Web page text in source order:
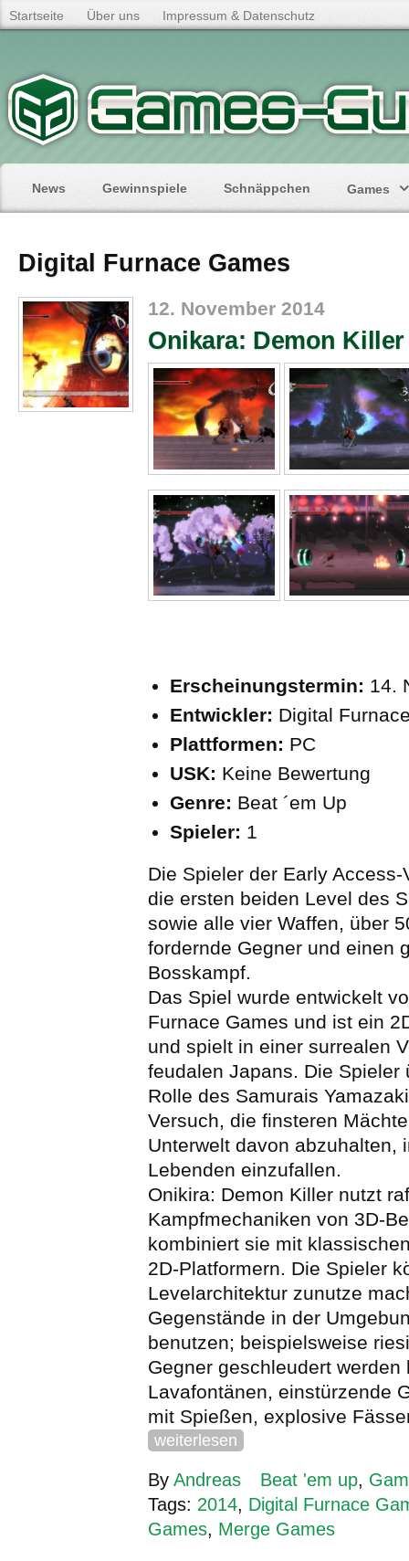
Startseite Über uns Impressum & Datenschutz
News Gewinnspiele Schnäppchen Games
Digital Furnace Games
12. November 2014
Onikara: Demon Killer
Erscheinungstermin: 14.
Entwickler: Digital
Plattformen: PC
USK: Keine Bewertung
Genre: Beat ´em Up
Spieler: 1
Die Spieler der Early Access-
die ersten beiden Level des
sowie alle vier Waffen, über
fordernde Gegner und einen
Bosskampf.
Das Spiel wurde entwickelt
Furnace Games und ist ein
und spielt in einer surrealen
feudalen Japans. Die Spieler
Rolle des Samurais
Versuch, die finsteren
Unterwelt davon abzuhalten,
Lebenden einzufallen.
Onikira: Demon Killer nutzt
Kampfmechaniken von 3D-
kombiniert sie mit
2D-Platformern. Die Spieler
Levelarchitektur zunutze
Gegenstände in der
benutzen; beispielsweise
Gegner geschleudert
Lavafontänen, einstürzende
mit Spießen, explosive
weiterlesen
By Andreas Beat 'em up,
Tags: 2014, Digital Furnace
Games, Merge Games